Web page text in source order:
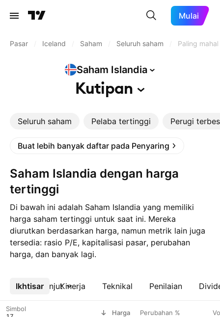
Mulai
Pasar Iceland Saham Seluruh saham Paling mahal
Saham Islandia
Kutipan
Seluruh saham Pelaba tertinggi Perugi
Buat lebih banyak daftar pada Penyaring
Saham Islandia dengan harga
tertinggi
Di bawah ini adalah Saham Islandia yang memiliki
harga saham tertinggi untuk saat ini. Mereka
diurutkan berdasarkan harga, namun metrik lain juga
tersedia: rasio P/E, kapitalisasi pasar, perubahan
harga, dan banyak lagi.
Ikhtisar Kinerja Teknikal Penilaian
Lebih lanjut
Simbol Harga Perubahan %